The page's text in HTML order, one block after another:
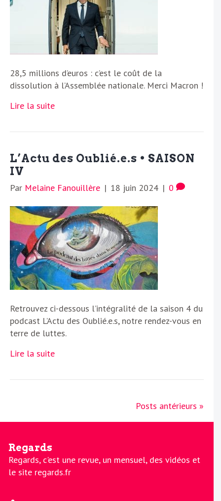
28,5 millions d’euros : c’est le coût de la
dissolution à l’Assemblée nationale. Merci Macron !
Lire la suite
L’Actu des Oublié.e.s • SAISON
IV
Par Melaine Fanouillère | 18 juin 2024 | 0
Retrouvez ci-dessous l’intégralité de la saison 4 du
podcast L’Actu des Oublié.e.s, notre rendez-vous en
terre de luttes.
Lire la suite
Posts antérieurs »
Regards
Regards, c'est une revue, un mensuel, des vidéos et
le site regards.fr